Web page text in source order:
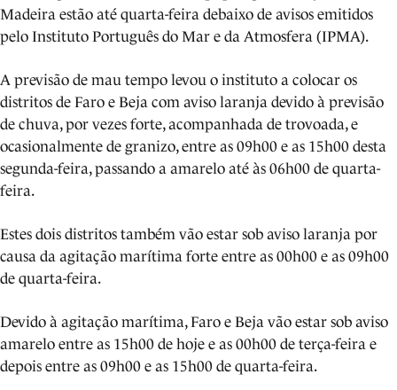
Madeira estão até quarta-feira debaixo de avisos emitidos
pelo Instituto Português do Mar e da Atmosfera (IPMA).
A previsão de mau tempo levou o instituto a colocar os
distritos de Faro e Beja com aviso laranja devido à previsão
de chuva, por vezes forte, acompanhada de trovoada, e
ocasionalmente de granizo, entre as 09h00 e as 15h00 desta
segunda-feira, passando a amarelo até às 06h00 de quarta-
feira.
Estes dois distritos também vão estar sob aviso laranja por
causa da agitação marítima forte entre as 00h00 e as 09h00
de quarta-feira.
Devido à agitação marítima, Faro e Beja vão estar sob aviso
amarelo entre as 15h00 de hoje e as 00h00 de terça-feira e
depois entre as 09h00 e as 15h00 de quarta-feira.